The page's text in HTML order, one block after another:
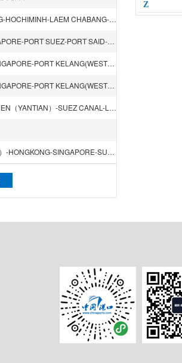
SHENZHEN（SHEKOU）-INCHON-ULSAN-BUSAN-HONGKONG-HOCHIMINH-LAEM CHABANG-BANGKOK-LAEM CHABANG
SHANGHAI-NINGBO-XIAMEN-KAOHSIUNG-HONGKONG-SINGAPORE-PORT SUEZ-PORT SAID-GENOA-LIVORNO-FOS-PORT SAID-PORT SUEZ-JEDDAH-SINGAPORE-HONGKONG
SHANGHAI-NINGBO-HONGKONG-SHENZHEN（CHIWAN）-SINGAPORE-PORT KELANG(WEST)-SUEZ CANAL-DAMIETTA-GENOA-BARCELONA-FOS-DAMIETTA-SUEZ CANAL-JEDDAH-PORT KELANG(WEST)-SINGAPORE-SHENZHEN（CHIWAN）
SHANGHAI-NINGBO-HONGKONG-SHENZHEN（CHIWAN）-SINGAPORE-PORT KELANG(WEST)-SUEZ CANAL-DAMIETTA-GENOA-BARCELONA-FOS-DAMIETTA-SUEZ CANAL-JEDDAH-PORT KELANG(WEST)-SINGAPORE-SHENZHEN（CHIWAN）
QINGDAO-NINGBO-XIAMEN-SHENZHEN（CHIWAN）-SHENZHEN（YANTIAN）-SUEZ CANAL-LE HAVRE-DUNKERQUE-BREMERHAVEN-ROTTERDAM-ZEEBRUGGE-SOUTHAMPTON-SUEZ CANAL-PORT KELANG(WEST)
KAOHSIUNG-SHENZHEN（SHEKOU）-SHENZHEN（YANTIAN）-HONGKONG-SINGAPORE-SUEZ CANAL-LE HAVRE-AMSTERDAM-HAMBURG-ANTWERP-SOUTHAMPTON-CAGLIARI-SUEZ CANAL-JEDDAH-Jebel Ali DUBAI-SINGAPORE
Z